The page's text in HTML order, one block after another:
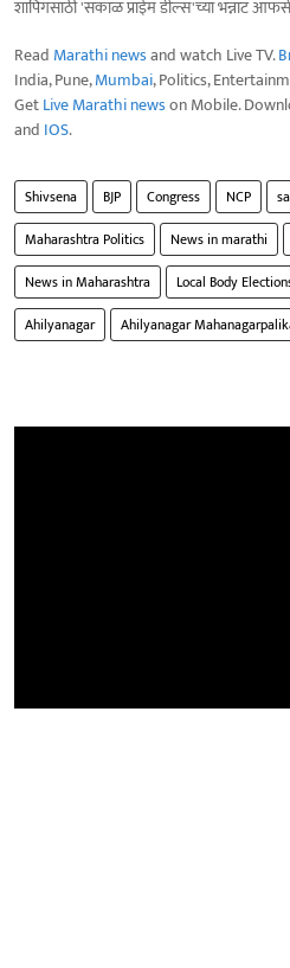
शॉपिंगसाठी 'सकाळ प्राईम डील्स'च्या भन्नाट
Read Marathi newsand watch Live TV.
India, Pune,Mumbai, Politics,
GetLive Marathi newson Mobile.
and IOS.
Shivsena BJP Congress NCP
Maharashtra Politics
News in marathi
News in Maharashtra
Local Body
Ahilyanagar
Ahilyanagar